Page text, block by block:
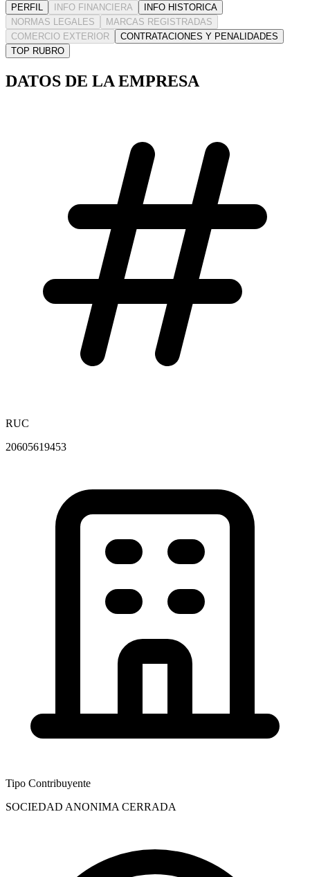
PERFIL INFO FINANCIERA
INFO HISTORICA
NORMAS LEGALES
MARCAS REGISTRADAS
COMERCIO EXTERIOR
CONTRATACIONES Y PENALIDADES
TOP RUBRO
DATOS DE LA EMPRESA
RUC
20605619453
Tipo Contribuyente
SOCIEDAD ANONIMA CERRADA